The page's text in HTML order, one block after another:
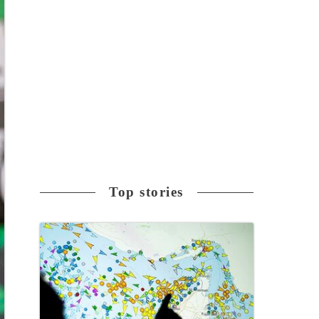
Top stories